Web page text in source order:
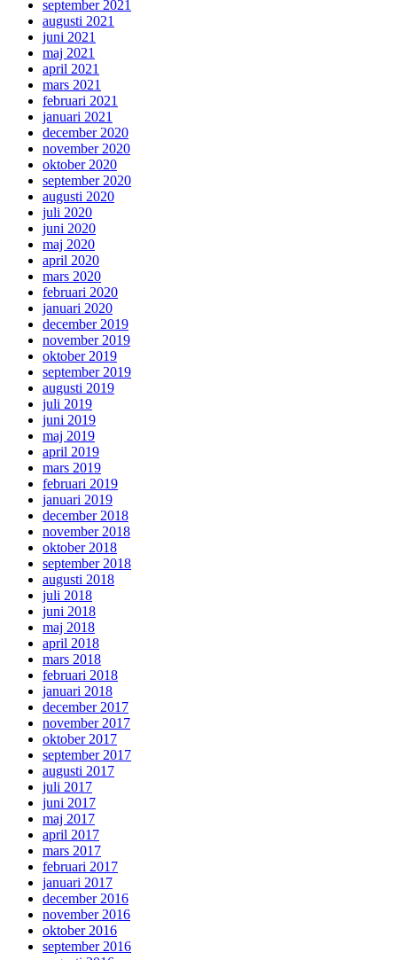
september 2021
augusti 2021
juni 2021
maj 2021
april 2021
mars 2021
februari 2021
januari 2021
december 2020
november 2020
oktober 2020
september 2020
augusti 2020
juli 2020
juni 2020
maj 2020
april 2020
mars 2020
februari 2020
januari 2020
december 2019
november 2019
oktober 2019
september 2019
augusti 2019
juli 2019
juni 2019
maj 2019
april 2019
mars 2019
februari 2019
januari 2019
december 2018
november 2018
oktober 2018
september 2018
augusti 2018
juli 2018
juni 2018
maj 2018
april 2018
mars 2018
februari 2018
januari 2018
december 2017
november 2017
oktober 2017
september 2017
augusti 2017
juli 2017
juni 2017
maj 2017
april 2017
mars 2017
februari 2017
januari 2017
december 2016
november 2016
oktober 2016
september 2016